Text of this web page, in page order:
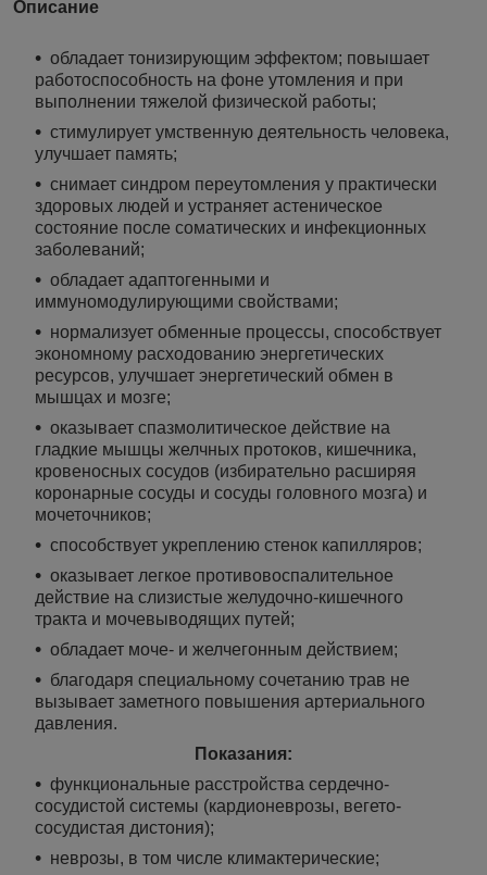
Описание
обладает тонизирующим эффектом; повышает
работоспособность на фоне утомления и при
выполнении тяжелой физической работы;
стимулирует умственную деятельность человека,
улучшает память;
снимает синдром переутомления у практически
здоровых людей и устраняет астеническое
состояние после соматических и инфекционных
заболеваний;
обладает адаптогенными и
иммуномодулирующими свойствами;
нормализует обменные процессы, способствует
экономному расходованию энергетических
ресурсов, улучшает энергетический обмен в
мышцах и мозге;
оказывает спазмолитическое действие на
гладкие мышцы желчных протоков, кишечника,
кровеносных сосудов (избирательно расширяя
коронарные сосуды и сосуды головного мозга) и
мочеточников;
способствует укреплению стенок капилляров;
оказывает легкое противовоспалительное
действие на слизистые желудочно-кишечного
тракта и мочевыводящих путей;
обладает моче- и желчегонным действием;
благодаря специальному сочетанию трав не
вызывает заметного повышения артериального
давления.
Показания:
функциональные расстройства сердечно-
сосудистой системы (кардионеврозы, вегето-
сосудистая дистония);
неврозы, в том числе климактерические;